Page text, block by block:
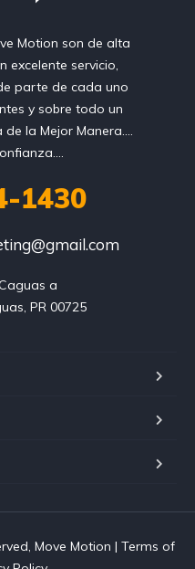
Motion son de alta
excelente servicio,
parte de cada uno
y sobre todo un
la Mejor Manera....
1430
a
San Lorenzo Caguas, PR 00725
Move Motion | Terms of